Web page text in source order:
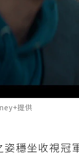
提供
穩坐收視冠